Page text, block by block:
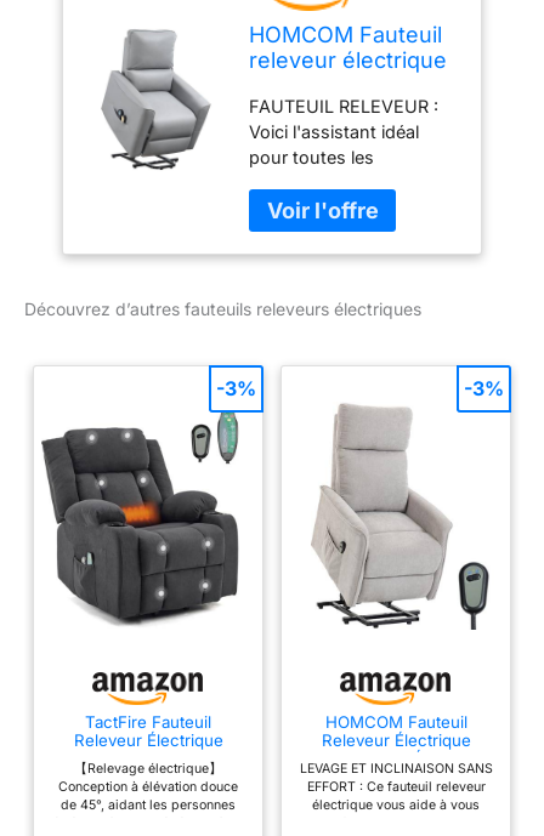
185cm. Assemblage
requis
HOMCOM Fauteuil
releveur électrique
inclinable avec
Massage 8 Points
et Chauffant,
télécommande,
Ressorts ensachés,
dim. 79L x 89l x
104H cm Gris Clair
FAUTEUIL RELEVEUR :
Voici l'assistant idéal
pour toutes les
besoin d'une attention
particulière ! La
télécommande permet
siège de ce fauteuil de
jusqu'à 45° et d'obtenir
une position droite sans
pression sur les
articulations MASSAGE
RELAXANT : Équipé de 8
points de massage
vibrants ciblant le dos,
les lombaires, les cuisses
et les jambes, d'un
chauffage lombaire et de
4 modes de massage
DOSSIER INCLINABLE :
La télécommande du
fauteuil électrique
inclinable permet
d'incliner le dossier
(jusqu'à 160°), de relever
Découvrez d’autres fauteuils releveurs électriques
TactFire Fauteuil
Releveur Électrique
Relax, Fauteuil de
Relaxation
【Relevage électrique】
Conception à élévation douce
de 45°, aidant les personnes
-3%
HOMCOM Fauteuil
Releveur Électrique
Fauteuil Relax Électrique
Gris Clair
LEVAGE ET INCLINAISON SANS
EFFORT : Ce fauteuil releveur
électrique vous aide à vous
-3%